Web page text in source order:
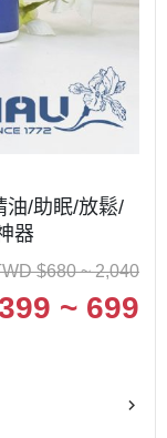
油/助眠/放鬆/
器
$680 ~ 2,040
~ 699